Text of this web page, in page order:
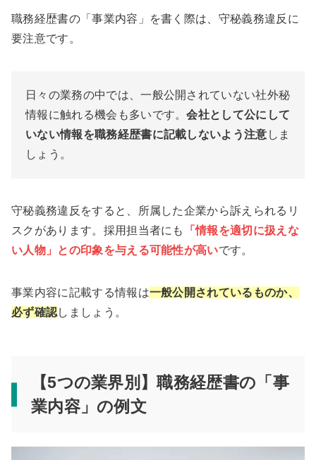
職務経歴書の「事業内容」を書く際は、守秘義務違反に
要注意です。
日々の業務の中では、一般公開されていない社外秘
情報に触れる機会も多いです。会社として公にして
いない情報を職務経歴書に記載しないよう注意 しま
しょう。
守秘義務違反をすると、所属した企業から訴えられるリ
スクがあります。採用担当者にも
「情報を適切に扱えな
い人物」との印象を与える可能性が高いです。
事業内容に記載する情報は一般公開されているものか、
必ず確認しましょう。
【5つの業界別】職務経歴書の「事
業内容」の例文